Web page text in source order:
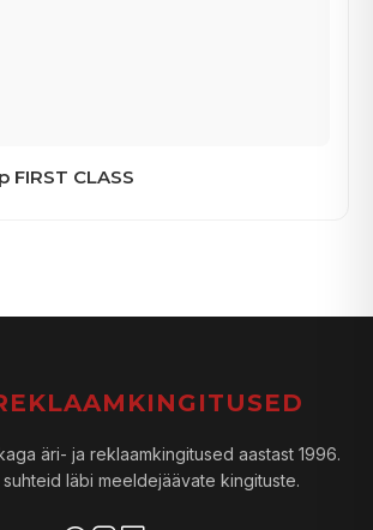
FIRST CLASS
äri- ja reklaamkingitused aastast 1996.
suhteid läbi meeldejäävate kingituste.